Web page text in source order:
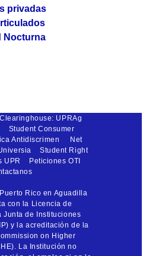
privadas
Nocturna
UPRAg
Student Consumer
Antidiscrimen
Net
Student Right
UPR
Peticiones OTI
Rico en Aguadilla
con la Licencia de
Junta de Instituciones
y la acreditación de la
on Higher
La Institución no